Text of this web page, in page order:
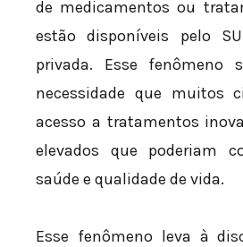
de medicamentos ou
estão disponíveis pelo
privada. Esse fenômeno
necessidade que muitos
acesso a tratamentos
elevados que poderiam
saúde e qualidade de vida.
Esse fenômeno leva à